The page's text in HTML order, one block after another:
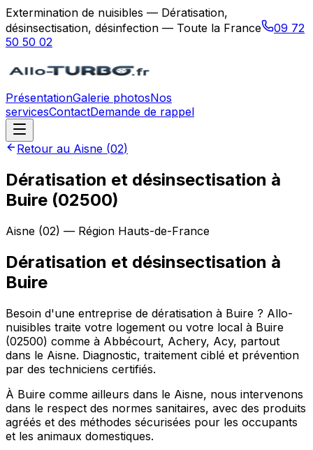
Extermination de nuisibles — Dératisation,
désinsectisation, désinfection — Toute la France
09 72
50 50 02
PrésentationGalerie photosNos
servicesContactDemande de rappel
Retour au Aisne (02)
Dératisation et désinsectisation à
Buire (02500)
Aisne (02) — Région Hauts-de-France
Dératisation et désinsectisation à
Buire
Besoin d'une entreprise de dératisation à Buire ? Allo-
nuisibles traite votre logement ou votre local à Buire
(02500) comme à Abbécourt, Achery, Acy, partout
dans le Aisne. Diagnostic, traitement ciblé et prévention
par des techniciens certifiés.
À Buire comme ailleurs dans le Aisne, nous intervenons
dans le respect des normes sanitaires, avec des produits
agréés et des méthodes sécurisées pour les occupants
et les animaux domestiques.